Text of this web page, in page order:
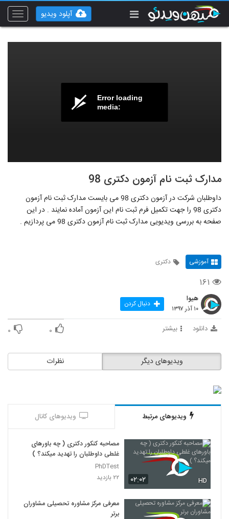
Toggle
آپلود ویدیو
Error loading
media:
مدارک ثبت نام آزمون دکتری 98
داوطلبان شرکت در آزمون دکتری 98 می بایست مدارک ثبت نام آزمون
دکتری 98 را جهت تکمیل فرم ثبت نام این آزمون آماده نمایند . در این
صفحه به بررسی ویدیویی مدارک ثبت نام آزمون دکتری 98 می پردازیم .
آموزشی دکتری
۱۶۱
هیوا
۱۰ آذر ۱۳۹۷ دنبال کردن
دانلود بیشتر ۰ ۰
نظرات ویدیوهای دیگر
ویدیوهای مرتبط ویدیوهای کانال
۰۲:۰۲ HD
مصاحبه کنکور دکتری ( چه باورهای
غلطی داوطلبان را تهدید میکند؟ )
PhDTest
۲۲ بازدید
معرفی مرکز مشاوره تحصیلی مشاوران
برتر